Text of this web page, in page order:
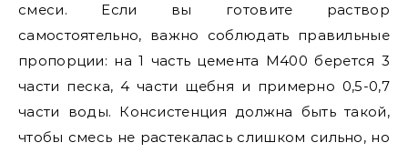
смеси. Если вы готовите раствор
самостоятельно, важно соблюдать правильные
пропорции: на 1 часть цемента М400 берется 3
части песка, 4 части щебня и примерно 0,5-0,7
части воды. Консистенция должна быть такой,
чтобы смесь не растекалась слишком сильно, но